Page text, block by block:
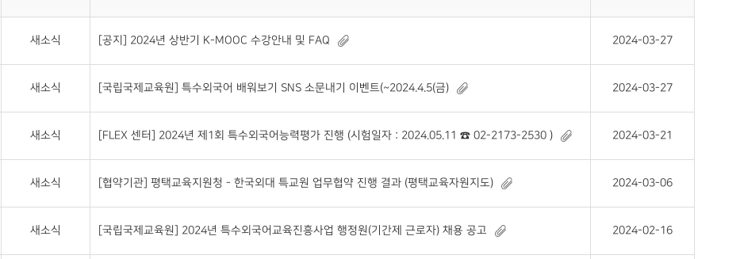
새소식 [공지] 2024년 상반기 K-MOOC 수강안내 및 FAQ 2024-03-27
새소식 [국립국제교육원] 특수외국어 배워보기 SNS 소문내기 이벤트(~2024.4.5(금) 2024-03-27
새소식 [FLEX 센터] 2024년 제1회 특수외국어능력평가 진행 (시험일자 : 2024.05.11 ☎ 02-2173-2530 ) 2024-03-21
새소식 [협약기관] 평택교육지원청 - 한국외대 특교원 업무협약 진행 결과 (평택교육자원지도) 2024-03-06
새소식 [국립국제교육원] 2024년 특수외국어교육진흥사업 행정원(기간제 근로자) 채용 공고 2024-02-16